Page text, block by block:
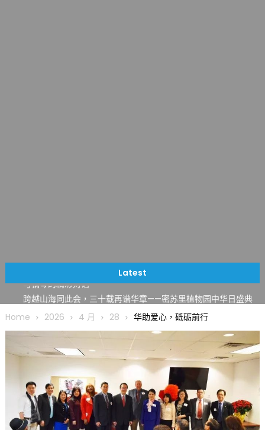
Latest
筝声与琴韵交汇：刘励(Li Statler)与钢琴家Darek演绎一场古筝
跨越山海同此会，三十载再谱华章——密苏里植物园中华日盛典
圣路易龙舟俱乐部5月16日龙舟体验日 邀请各界亲身体验划行乐
趣 + 水上竞速魅力
三十二载跨越时空的相逢
执掌密苏里植物园近四十年 致力推动全球植物多样性研究与中美
合作 Peter Raven 博士逝世 享年89岁
一晃三十年，初夏又相逢。中华日，等你来赴约 —— 密苏里植物
园“中华日三十周年特别报道（五）
筝声与琴韵交汇：刘励(Li Statler)与钢琴家Darek演绎一场古筝
Home 2026 4 月 28 华助爱心，砥砺前行